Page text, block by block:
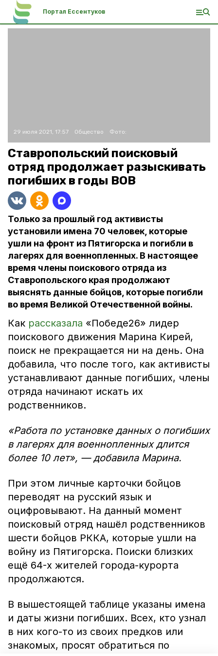
Портал Ессентуков
29 июля 2021, 17:57 Общество Фото:
Ставропольский поисковый
отряд продолжает разыскивать
погибших в годы ВОВ
Только за прошлый год активисты
установили имена 70 человек, которые
ушли на фронт из Пятигорска и погибли в
лагерях для военнопленных. В настоящее
время члены поискового отряда из
Ставропольского края продолжают
выяснять данные бойцов, которые погибли
во время Великой Отечественной войны.
Как рассказала «Победе26» лидер
поискового движения Марина Кирей,
поиск не прекращается ни на день. Она
добавила, что после того, как активисты
устанавливают данные погибших, члены
отряда начинают искать их
родственников.
«Работа по установке данных о погибших
в лагерях для военнопленных длится
более 10 лет», — добавила Марина.
При этом личные карточки бойцов
переводят на русский язык и
оцифровывают. На данный момент
поисковый отряд нашёл родственников
шести бойцов РККА, которые ушли на
войну из Пятигорска. Поиски близких
ещё 64-х жителей города-курорта
продолжаются.
В вышестоящей таблице указаны имена
и даты жизни погибших. Всех, кто узнал
в них кого-то из своих предков или
знакомых, просят обратиться по